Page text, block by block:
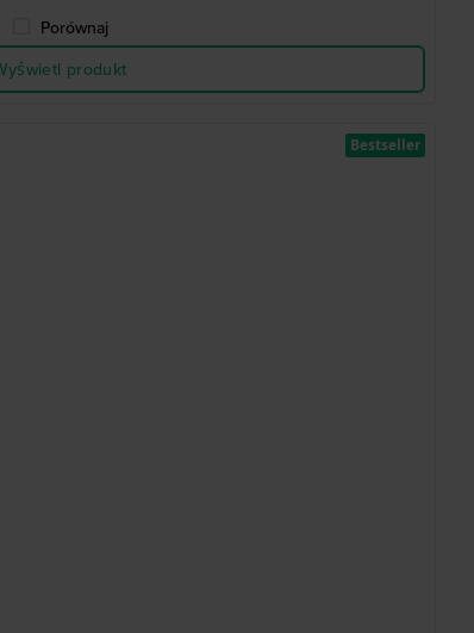
Porównaj
produkt
Bestseller